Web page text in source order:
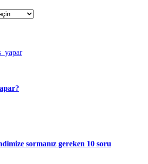
sormanız gereken 10 soru